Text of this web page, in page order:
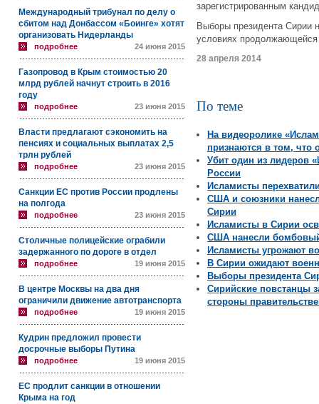
Международный трибунал по делу о
сбитом над Донбассом «Боинге» хотят
организовать Нидерланды
подробнее 24 июня 2015
Газопровод в Крым стоимостью 20
млрд рублей начнут строить в 2016
году
подробнее 23 июня 2015
Власти предлагают сэкономить на
пенсиях и социальных выплатах 2,5
трлн рублей
подробнее 23 июня 2015
Санкции ЕС против России продлены
на полгода
подробнее 23 июня 2015
Столичные полицейские ограбили
задержанного по дороге в отдел
подробнее 19 июня 2015
В центре Москвы на два дня
ограничили движение автотранспорта
подробнее 19 июня 2015
Кудрин предложил провести
досрочные выборы Путина
подробнее 19 июня 2015
ЕС продлит санкции в отношении
Крыма на год
зарегистрированным
Выборы президента Сирии
условиях продолжающейся
28 апреля 2014
По теме
На видеоролике
признаются в том, что
Убит один из лидеров
России
Исламисты
США и союзники
Сирии
Исламисты в Сирии
США нанесли
Исламисты угрожают
В Сирии ожидают
Выборы президента
Сирийские повстанцы
стороны